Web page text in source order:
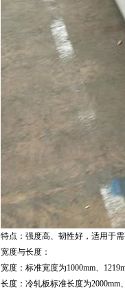
特点：强度高、韧性好，适用于
宽度与长度：
宽度：标准宽度为1000mm、
长度：冷轧板标准长度为2000mm